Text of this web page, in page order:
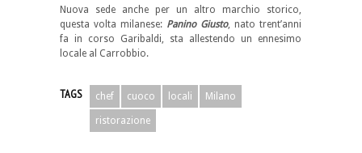
Nuova sede anche per un altro marchio storico,
questa volta milanese: Panino Giusto, nato trent’anni
fa in corso Garibaldi, sta allestendo un ennesimo
locale al Carrobbio.
TAGS chef cuoco locali Milano
ristorazione